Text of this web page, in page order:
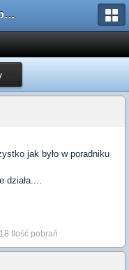
AMXX.pl: Support AMX Mod X i SourceMod
jak było w poradniku
działa....
18 Ilość pobrań